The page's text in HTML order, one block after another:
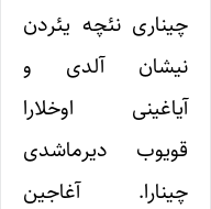
‌چیناری نئچه یئردن
نیشان آلدی و
آیاغینی اوخلارا
قویوب ‌دیر‌ماشدی
چینارا. آغاجین